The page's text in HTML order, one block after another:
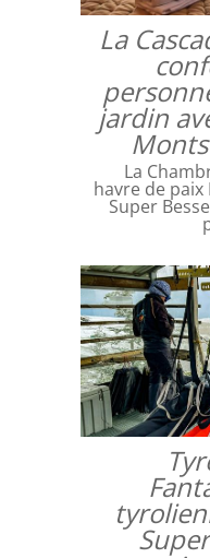
La
jardin
La
havre de paix
Super